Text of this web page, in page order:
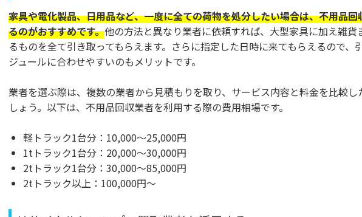
家具や電化製品、日用品など、一度に全ての荷物を処分したい場合は、不用品回
るのがおすすめです。他の方法と異なり業者に依頼すれば、大型家具に加え雑貨
るものを全て引き取ってもらえます。さらに指定した日時に来てもらえるので、
ジュールに合わせやすいのもメリットです。
業者を選ぶ際は、複数の業者から見積もりを取り、サービス内容と料金を比較し
しょう。以下は、不用品回収業者を利用する際の費用相場です。
軽トラック1台分：10,000～25,000円
1tトラック1台分：20,000～30,000円
2tトラック1台分：30,000～85,000円
2tトラック以上：100,000円～